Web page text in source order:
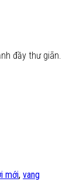
đầy thư giãn.
mới, vang